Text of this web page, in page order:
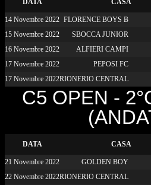
DATA CASA
14 Novembre 2022 FLORENCE BOYS B
15 Novembre 2022
SBOCCA JUNIOR
16 Novembre 2022
ALFIERI CAMPI
17 Novembre 2022
PEPOSI FC
17 Novembre 2022RIONERIO CENTRAL
C5 OPEN -
DATA CASA
21 Novembre 2022 GOLDEN BOY
22 Novembre 2022RIONERIO CENTRAL